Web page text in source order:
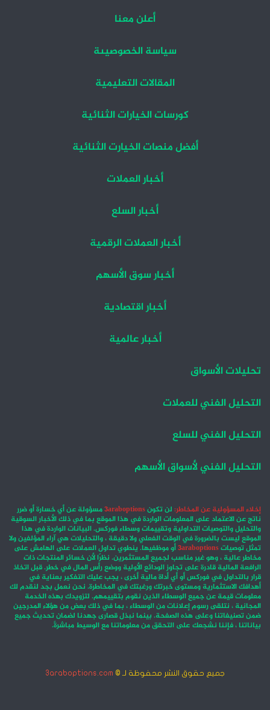
أعلن معنا
سياسة الخصوصيىة
المقالات التعليمية
كورسات الخيارات الثنائية
أفضل منصات الخيارت الثنائية
أخبار العملات
أخبار السلع
أخبار العملات الرقمية
أخبار سوق الأسهم
أخبار اقتصادية
أخبار عالمية
تحليلات الأسواق
التحليل الفني للعملات
التحليل الفني للسلع
التحليل الفني لأسواق الأسهم
إخلاء المسؤولية عن المخاطر: لن تكون3araboptionsمسؤولة عن أي خسارة أو ضرر
ناتج عن الاعتماد على المعلومات الواردة في هذا الموقع بما في ذلك الأخبار السوقية
والتحليل والتوصيات التداولية وتقييمات وسطاء فوركس. البيانات الواردة في هذا
الموقع ليست بالضرورة في الوقت الفعلي ولا دقيقة ، والتحليلات هي آراء المؤلفين ولا
تمثل توصيات3araboptionsأو موظفيها. ينطوي تداول العملات على الهامش على
مخاطر عالية ، وهو غير مناسب لجميع المستثمرين. نظرًا لأن خسائر المنتجات ذات
الرافعة المالية قادرة على تجاوز الودائع الأولية ووضع رأس المال في خطر. قبل اتخاذ
قرار بالتداول في فوركس أو أي أداة مالية أخرى ، يجب عليك التفكير بعناية في
أهدافك الاستثمارية ومستوى خبرتك ورغبتك في المخاطرة. نحن نعمل بجد لنقدم لك
معلومات قيمة عن جميع الوسطاء الذين نقوم بتقييمهم. لتزويدك بهذه الخدمة
المجانية ، نتلقى رسوم إعلانات من الوسطاء ، بما في ذلك بعض من هؤلاء المدرجين
ضمن تصنيفاتنا وعلى هذه الصفحة. بينما نبذل قصارى جهدنا لضمان تحديث جميع
بياناتنا ، فإننا نشجعك على التحقق من معلوماتنا مع الوسيط مباشرةً.
جميع حقوق النشر محفوظة لـ © 3araboptions.com